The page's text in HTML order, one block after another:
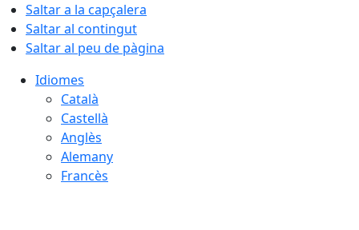
Saltar a la capçalera
Saltar al contingut
Saltar al peu de pàgina
Idiomes
Català
Castellà
Anglès
Alemany
Francès